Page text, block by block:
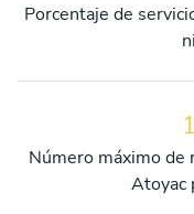
Porcentaje de
Número máximo de
Atoyac